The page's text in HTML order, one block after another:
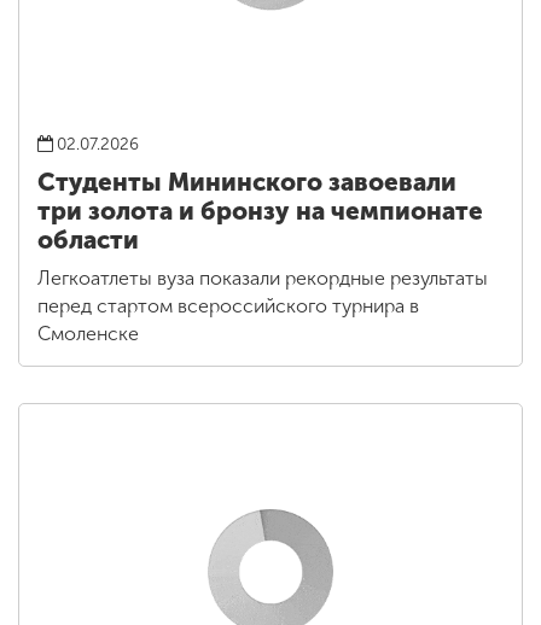
02.07.2026
Студенты Мининского завоевали
три золота и бронзу на чемпионате
области
Легкоатлеты вуза показали рекордные результаты
перед стартом всероссийского турнира в
Смоленске